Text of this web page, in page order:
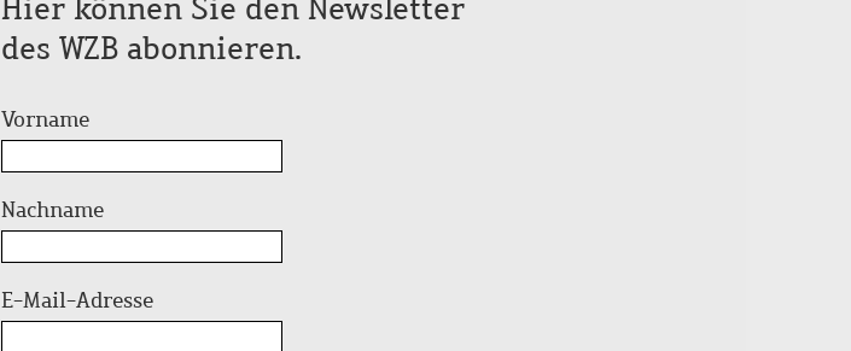
Hier können Sie den Newsletter
des WZB abonnieren.
Vorname
Nachname
E-Mail-Adresse